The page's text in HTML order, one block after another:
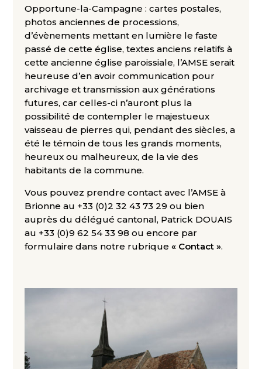
Opportune-la-Campagne : cartes postales,
photos anciennes de processions,
d’évènements mettant en lumière le faste
passé de cette église, textes anciens relatifs à
cette ancienne église paroissiale, l’AMSE serait
heureuse d’en avoir communication pour
archivage et transmission aux générations
futures, car celles-ci n’auront plus la
possibilité de contempler le majestueux
vaisseau de pierres qui, pendant des siècles, a
été le témoin de tous les grands moments,
heureux ou malheureux, de la vie des
habitants de la commune.
Vous pouvez prendre contact avec l’AMSE à
Brionne au +33 (0)2 32 43 73 29 ou bien
auprès du délégué cantonal, Patrick DOUAIS
au +33 (0)9 62 54 33 98 ou encore par
formulaire dans notre rubrique« Contact ».